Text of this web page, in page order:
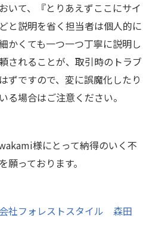
いて、『とりあえずここにサイ
と説明を省く担当者は個人的に
かくても一つ一つ丁寧に説明し
されることが、取引時のトラブ
ずですので、変に誤魔化したり
る場合はご注意ください。
様にとって納得のいく不
っております。
社フォレストスタイル 森田